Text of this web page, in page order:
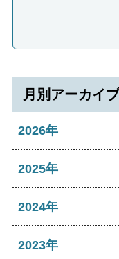
月別アーカイブ
2026年
2026年08月
2026年06月
2025年
2025年12月
2024年
2024年12月
2023年